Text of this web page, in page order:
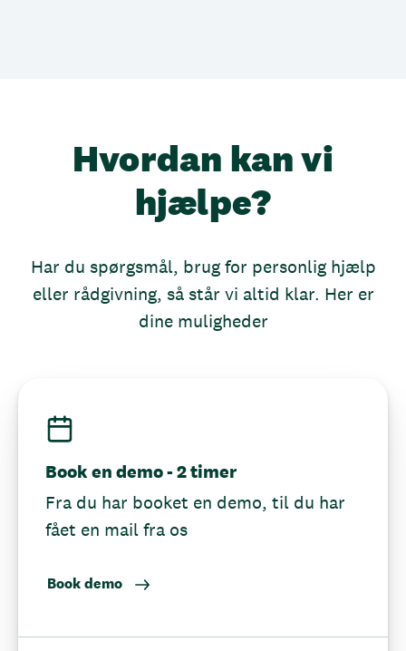
Hvordan kan vi
hjælpe?
Har du spørgsmål, brug for personlig hjælp
eller rådgivning, så står vi altid klar. Her er
dine muligheder
Book en demo - 2 timer
Fra du har booket en demo, til du har
fået en mail fra os
Book demo